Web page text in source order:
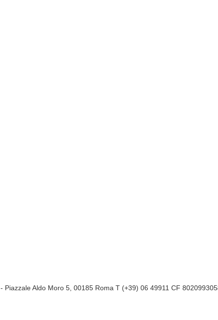
- Piazzale Aldo Moro 5, 00185 Roma T (+39) 06 49911 CF